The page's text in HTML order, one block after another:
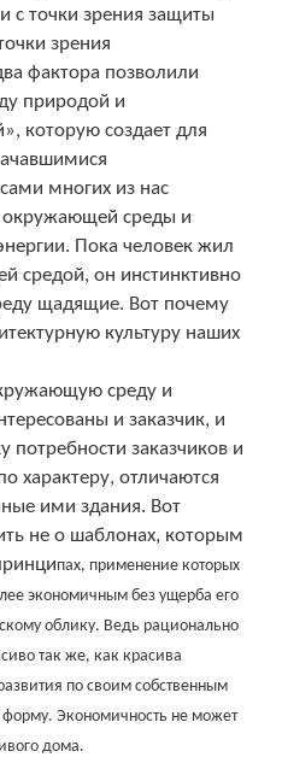
с точки зрения защиты
зрения
фактора позволили
природой и
которую создает для
многих из нас
окружающей среды и
Пока человек жил
средой, он инстинктивно
щадящие. Вот почему
культуру наших
среду и
и заказчик, и
потребности заказчиков и
характеру, отличаются
ими здания. Вот
не о шаблонах, которым
пах, применение которых
экономичным без ущерба его
облику. Ведь рационально
так же, как красива
по своим собственным
Экономичность не может
дома.